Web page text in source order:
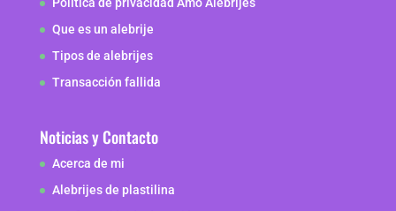
Que es un alebrije
Tipos de alebrijes
Transacción fallida
Noticias y Contacto
Acerca de mi
Alebrijes de plastilina